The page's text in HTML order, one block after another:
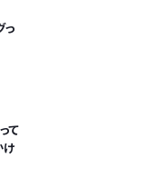
っ
て
け